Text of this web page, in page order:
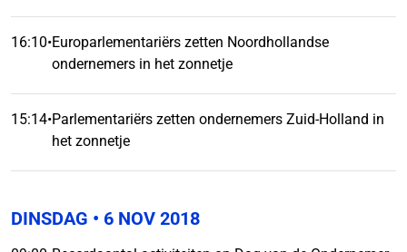
16:10•Europarlementariërs zetten Noordhollandse
ondernemers in het zonnetje
15:14•Parlementariërs zetten ondernemers Zuid-Holland in
het zonnetje
DINSDAG • 6 NOV 2018